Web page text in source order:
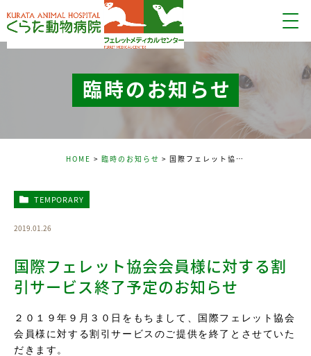
臨時のお知らせ
HOME 臨時のお知らせ 国際フェレット協会会員様に対する割引サービス終了予定のお知らせ
TEMPORARY
2019.01.26
国際フェレット協会会員様に対する割
引サービス終了予定のお知らせ
２０１９年９月３０日をもちまして、国際フェレット協会
会員様に対する割引サービスのご提供を終了とさせていた
だきます。